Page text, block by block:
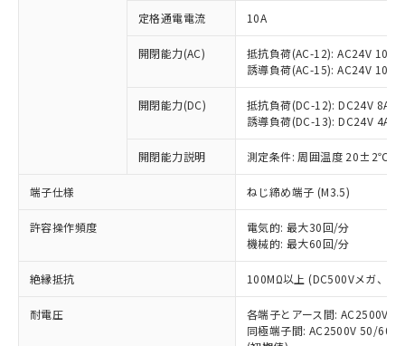
定格通電電流 10A
開閉能力(AC)
抵抗負荷(AC-12): AC24V 10A/
誘導負荷(AC-15): AC24V
開閉能力(DC)
抵抗負荷(DC-12): DC24V 8A/
誘導負荷(DC-13): DC24V 4A/
開閉能力説明 測定条件: 周囲温度 20±2℃、
端子仕様 ねじ締め端子 (M3.5)
許容操作頻度
電気的: 最大30回/分
機械的: 最大60回/分
絶縁抵抗 100MΩ以上 (DC500Vメガ、点
耐電圧
各端子とアース間: AC2500V
同極端子間: AC2500V 50/
ご利用条件
以下の条件をお読みいただき、同意のうえ
本サービスは、当社制御機器事業取扱
商品の当社在庫状況および標準価格
(税抜)を提供させていただくもので
当社制御機器事業取扱商品の中には、
ことをご了承ください。
在庫状況および標準価格照会結果は、
記載している更新日時点での社内デー
タに基づき作成されるものであり、閲
覧された時点での実際の在庫および標
準価格とは異なる場合があることをご
有に対応した製品に切り替える予定のある
対応予定なし：EU RoHS指令（10物質）の
非含有に非対応の商品で、対応品を出す予
調査・確認中：EU RoHS指令（10物質）の
非含有の対応状況を調査中または確認中の
非該当品：ライセンス料など無形物で、有
害物質有無と関係のない商品です。
仕入先様の事情により、非含有部品として
いたものが、含有品と判明した場合などや
むを得ず変更することがあります。
*EU RoHS指令（10物質）：
鉛(Pb) 1000ppm以下、 水銀(Hg) 1000ppm以下、 カド
六価クロム(Cr(Ⅵ)) 1000ppm以下、ポリ臭化ビフェニル
類(PBB) 1000ppm以下、ポリ臭化ジフェニルエーテル類
「○」：最大均質材料含有率が中国RoHSの
基準値以下であることを示します。
「×」：最大均質材料含有率が中国RoHSの
基準値を超えていることを示します。
「－」：未確認です。当社販売部門へお問
*中国RoHS10物質の基準値 (GB/T26572)：
Pb(鉛) :1000ppm、 Hg(水銀) : 1000ppm、 Cd(カドミウ
Cr(Ⅵ)(六価クロム) : 1000ppm、 PBBs(ポリ臭化ビフェ
当社は、これら貴社製品のうち、外国
為替および外国貿易法に定める商品
または国外への提供する場合は、日本
国政府の輸出許可(または役務取引許
可)を取得するなどの必要な手続きを